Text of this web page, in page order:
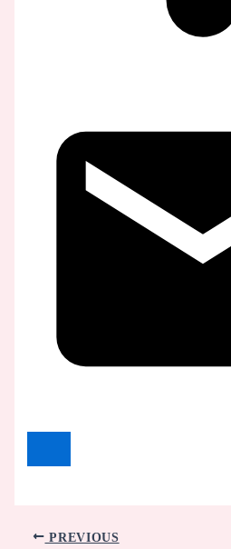
PREVIOUS